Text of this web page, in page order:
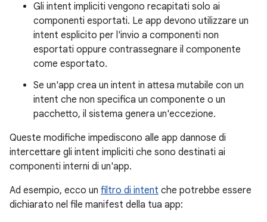
Gli intent impliciti vengono recapitati solo ai
componenti esportati. Le app devono utilizzare un
intent esplicito per l'invio a componenti non
esportati oppure contrassegnare il componente
come esportato.
Se un'app crea un intent in attesa mutabile con un
intent che non specifica un componente o un
pacchetto, il sistema genera un'eccezione.
Queste modifiche impediscono alle app dannose di
intercettare gli intent impliciti che sono destinati ai
componenti interni di un'app.
Ad esempio, ecco un filtro di intent che potrebbe essere
dichiarato nel file manifest della tua app: